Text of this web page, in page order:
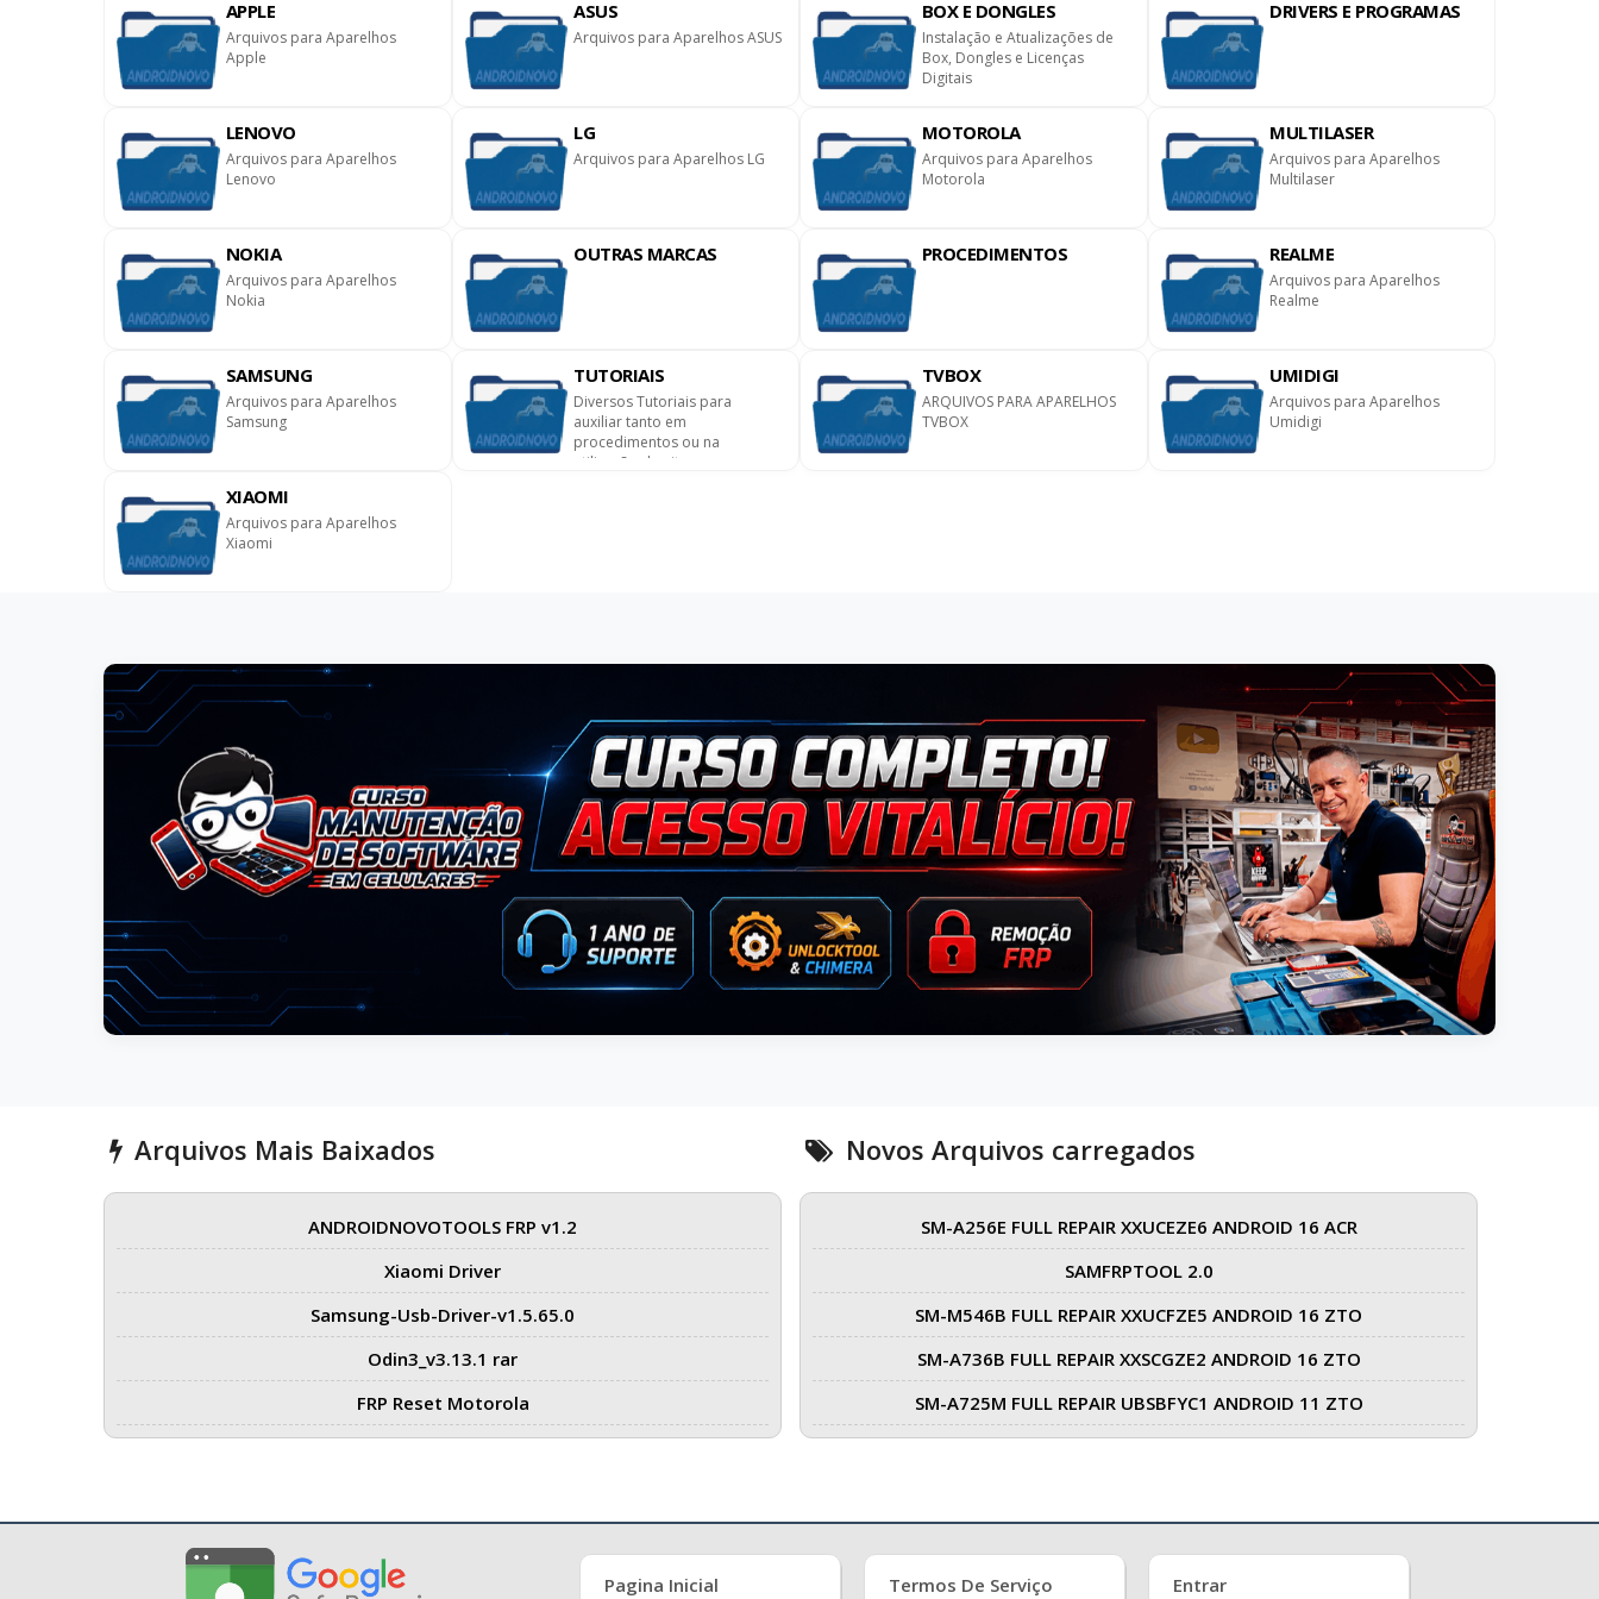
APPLE
Arquivos para Aparelhos
Apple
ASUS
Arquivos para Aparelhos ASUS
BOX E DONGLES
Instalação e Atualizações de
Box, Dongles e Licenças
Digitais
DRIVERS E PROGRAMAS
LENOVO
Arquivos para Aparelhos
Lenovo
LG
Arquivos para Aparelhos LG
MOTOROLA
Arquivos para Aparelhos
Motorola
MULTILASER
Arquivos para Aparelhos
Multilaser
NOKIA
Arquivos para Aparelhos
Nokia
OUTRAS MARCAS PROCEDIMENTOS REALME
Arquivos para Aparelhos
Realme
SAMSUNG
Arquivos para Aparelhos
Samsung
TUTORIAIS
Diversos Tutoriais para
auxiliar tanto em
procedimentos ou na
utilização do site.
TVBOX
ARQUIVOS PARA APARELHOS
TVBOX
UMIDIGI
Arquivos para Aparelhos
Umidigi
XIAOMI
Arquivos para Aparelhos
Xiaomi
Arquivos Mais Baixados
ANDROIDNOVOTOOLS FRP v1.2
Xiaomi Driver
Samsung-Usb-Driver-v1.5.65.0
Odin3_v3.13.1 rar
FRP Reset Motorola
Novos Arquivos carregados
SM-A256E FULL REPAIR XXUCEZE6 ANDROID 16 ACR
SAMFRPTOOL 2.0
SM-M546B FULL REPAIR XXUCFZE5 ANDROID 16 ZTO
SM-A736B FULL REPAIR XXSCGZE2 ANDROID 16 ZTO
SM-A725M FULL REPAIR UBSBFYC1 ANDROID 11 ZTO
Pagina Inicial Termos De Serviço Entrar